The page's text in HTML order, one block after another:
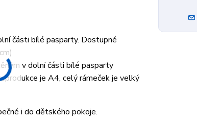
části bílé pasparty. Dostupné
v dolní části bílé pasparty
je A4, celý rámeček je velký
i do dětského pokoje.